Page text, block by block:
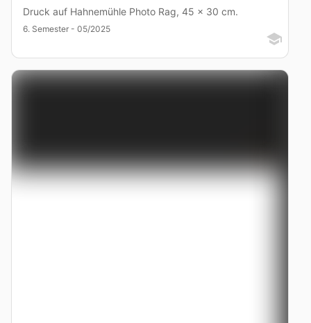
Druck auf Hahnemühle Photo Rag, 45 x 30 cm.
6. Semester - 05/2025